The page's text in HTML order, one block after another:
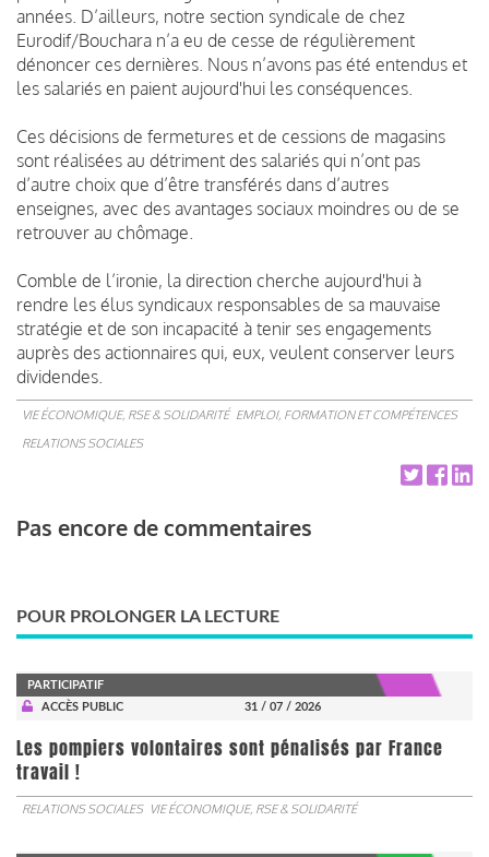
années. D’ailleurs, notre section syndicale de chez
Eurodif/Bouchara n’a eu de cesse de régulièrement
dénoncer ces dernières. Nous n’avons pas été entendus et
les salariés en paient aujourd'hui les conséquences.
Ces décisions de fermetures et de cessions de magasins
sont réalisées au détriment des salariés qui n’ont pas
d’autre choix que d’être transférés dans d’autres
enseignes, avec des avantages sociaux moindres ou de se
retrouver au chômage.
Comble de l’ironie, la direction cherche aujourd'hui à
rendre les élus syndicaux responsables de sa mauvaise
stratégie et de son incapacité à tenir ses engagements
auprès des actionnaires qui, eux, veulent conserver leurs
dividendes.
VIE ÉCONOMIQUE, RSE & SOLIDARITÉ EMPLOI, FORMATION ET COMPÉTENCES
RELATIONS SOCIALES
Pas encore de commentaires
POUR PROLONGER LA LECTURE
PARTICIPATIF
ACCÈS PUBLIC
31 / 07 / 2026
Les pompiers volontaires sont pénalisés par France
travail !
RELATIONS SOCIALES VIE ÉCONOMIQUE, RSE & SOLIDARITÉ